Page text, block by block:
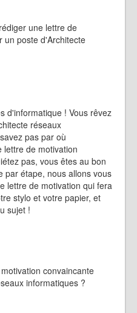
une lettre de
un poste d'Architecte
d'informatique ! Vous rêvez
réseaux
pas par où
de motivation
pas, vous êtes au bon
par étape, nous allons vous
lettre de motivation qui fera
stylo et votre papier, et
sujet !
convaincante
informatiques ?